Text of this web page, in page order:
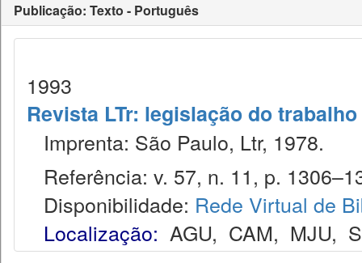
Publicação: Texto - Português
1993
Revista LTr: legislação do trabalho
Imprenta: São Paulo, Ltr, 1978.
Referência: v. 57, n. 11, p.
Disponibilidade: Rede Virtual de
Localização: AGU, CAM, MJU,